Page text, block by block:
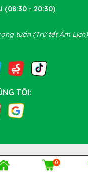
(08:30 - 20:30)
tuần (Trừ tết Âm Lịch)
TÔI:
0